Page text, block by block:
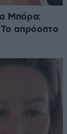
Μπόρα:
απρόοπτο